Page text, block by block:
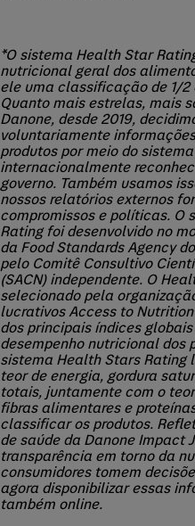
*O sistema Health Star
nutricional geral dos
ele uma classificação de 1/
Quanto mais estrelas, mais
Danone, desde 2019,
voluntariamente
produtos por meio do
internacionalmente
governo. Também usamos
nossos relatórios externos
compromissos e políticas. O
Rating foi desenvolvido no
da Food Standards Agency
pelo Comitê Consultivo
(SACN) independente. O
selecionado pela
lucrativos Access to
dos principais índices
desempenho nutricional dos
sistema Health Stars Rating
teor de energia, gordura
totais, juntamente com o
fibras alimentares e
classificar os produtos.
de saúde da Danone Impact
transparência em torno da
consumidores tomem
agora disponibilizar essas
também online.